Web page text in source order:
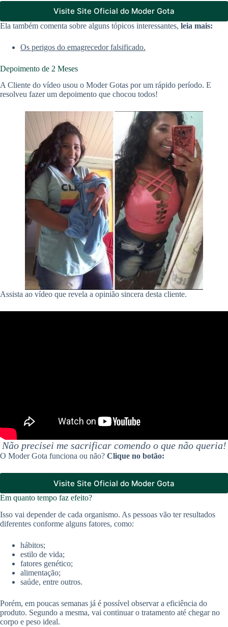
Visite Site Oficial do Moder Gota
Ela também comenta sobre alguns tópicos interessantes, leia mais:
Os perigos do emagrecedor falsificado.
Depoimento de 2 Meses
A Cliente do vídeo usou o Moder Gotas por um rápido período. E
resolveu fazer um depoimento que chocou todos!
Assista ao vídeo que revela a opinião sincera desta cliente.
Não precisei me sacrificar comendo o que não queria!
O Moder Gota funciona ou não? Clique no botão:
Visite Site Oficial do Moder Gota
Em quanto tempo faz efeito?
Isso vai depender de cada organismo. As pessoas vão ter resultados
diferentes conforme alguns fatores, como:
hábitos;
estilo de vida;
fatores genético;
alimentação;
saúde, entre outros.
Porém, em poucas semanas já é possível observar a eficiência do
produto. Segundo a mesma, vai continuar o tratamento até chegar no
corpo e peso ideal.